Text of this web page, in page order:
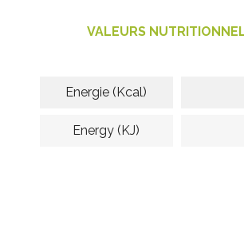
VALEURS
Energie (kcal)
Energy (kJ)